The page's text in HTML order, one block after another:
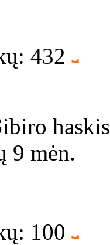
432
haskis
9 mėn.
100